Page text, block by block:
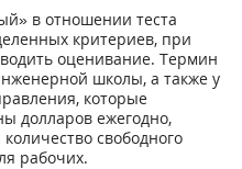
в отношении теста
критериев, при
оценивание. Термин
школы, а также у
которые
долларов ежегодно,
свободного
рабочих.